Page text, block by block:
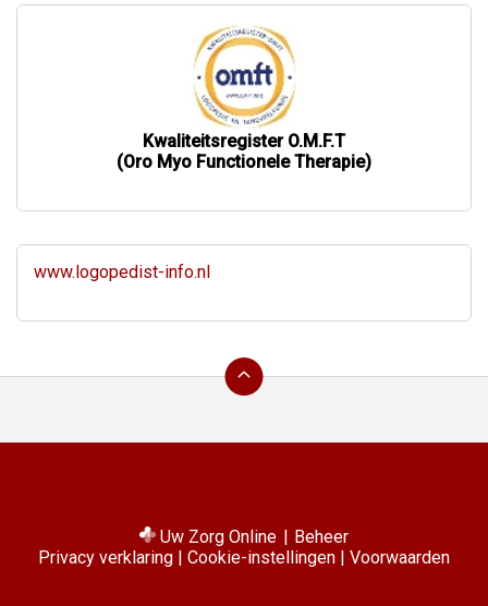
Kwaliteitsregister O.M.F.T
(Oro Myo Functionele Therapie)
www.logopedist-info.nl
de
Uw Zorg Online
Beheer
Privacy verklaring
Cookie-instellingen Voorwaarden